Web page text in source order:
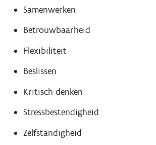
Samenwerken
Betrouwbaarheid
Flexibiliteit
Beslissen
Kritisch denken
Stressbestendigheid
Zelfstandigheid